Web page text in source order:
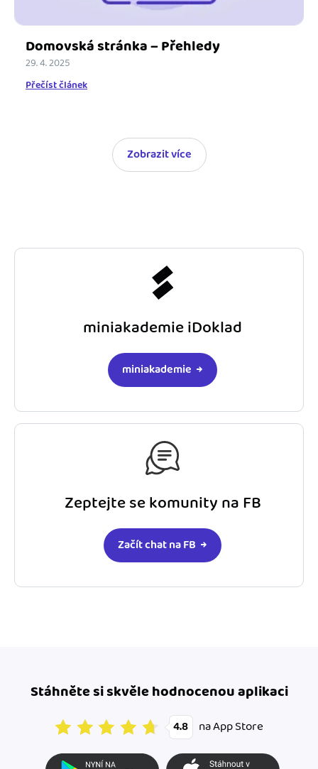
Domovská stránka – Přehledy
29. 4. 2025
Přečíst článek
Zobrazit více
miniakademie iDoklad
miniakademie
Zeptejte se komunity na FB
Začít chat na FB
Stáhněte si skvěle hodnocenou aplikaci
4.8 na App Store